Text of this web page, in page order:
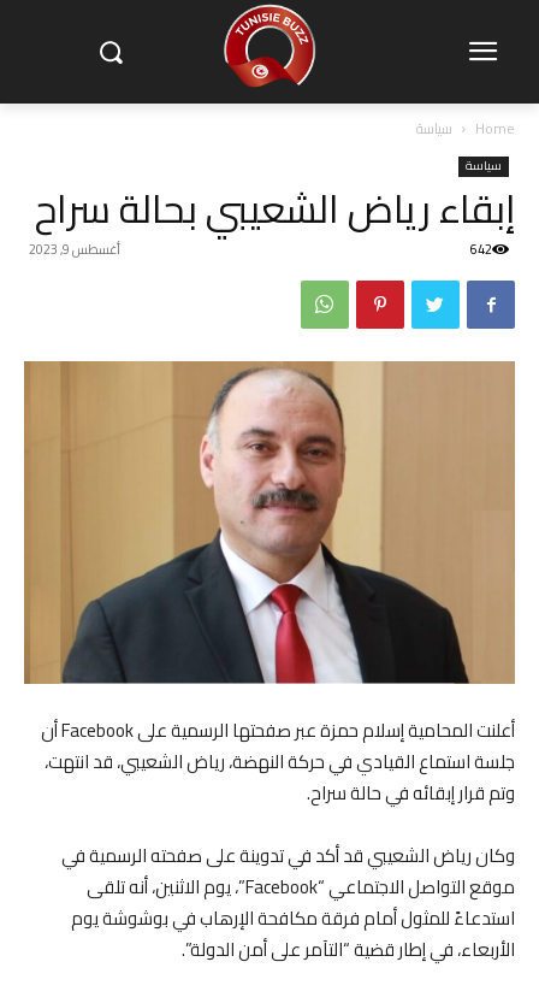
Home سياسة
سياسة
إبقاء رياض الشعيبي بحالة سراح
أغسطس 9, 2023 642
أعلنت المحامية إسلام حمزة عبر صفحتها الرسمية على Facebook أن
جلسة استماع القيادي في حركة النهضة، رياض الشعيبي، قد انتهت،
وتم قرار إبقائه في حالة سراح.
وكان رياض الشعيبي قد أكد في تدوينة على صفحته الرسمية في
موقع التواصل الاجتماعي “Facebook”، يوم الاثنين، أنه تلقى
استدعاءً للمثول أمام فرقة مكافحة الإرهاب في بوشوشة يوم
الأربعاء، في إطار قضية “التآمر على أمن الدولة”.